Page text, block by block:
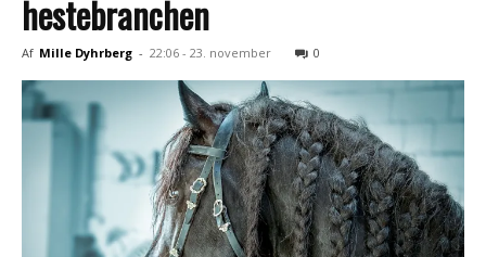
hestebranchen
Af Mille Dyhrberg - 22:06 - 23. november 0